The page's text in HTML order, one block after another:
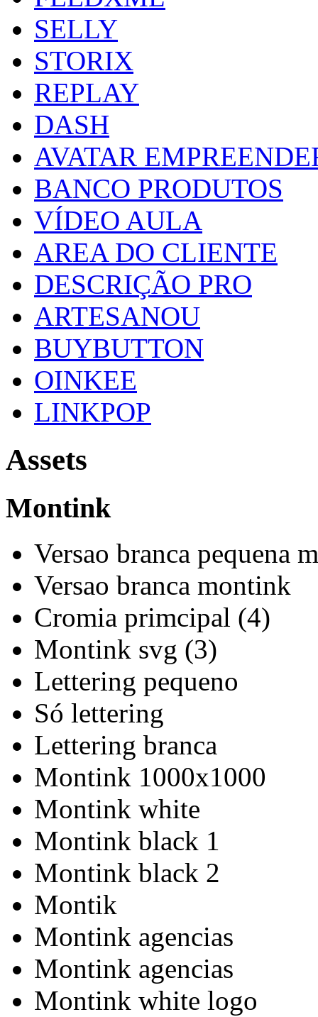
SELLY
STORIX
REPLAY
DASH
AVATAR
BANCO PRODUTOS
VÍDEO AULA
AREA DO CLIENTE
DESCRIÇÃO PRO
ARTESANOU
BUYBUTTON
OINKEE
LINKPOP
Assets
Montink
Versao branca pequena
Versao branca montink
Cromia primcipal (4)
Montink svg (3)
Lettering pequeno
Só lettering
Lettering branca
Montink 1000x1000
Montink white
Montink black 1
Montink black 2
Montik
Montink agencias
Montink agencias
Montink white logo